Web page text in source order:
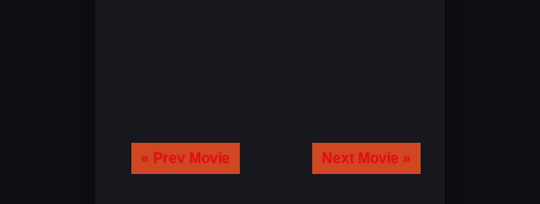
« Prev Movie Next Movie »